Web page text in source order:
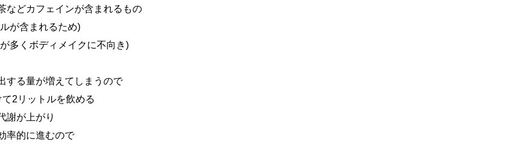
などカフェインが含まれるもの
が含まれるため)
多くボディメイクに不向き)
する量が増えてしまうので
2リットルを飲める
謝が上がり
率的に進むので